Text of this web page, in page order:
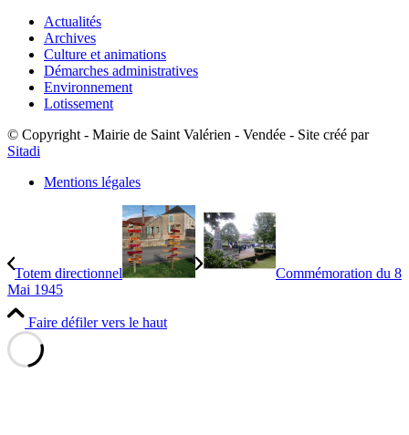
Actualités
Archives
Culture et animations
Démarches administratives
Environnement
Lotissement
© Copyright - Mairie de Saint Valérien - Vendée - Site créé par
Sitadi
Mentions légales
Totem directionnel
Commémoration du 8
Mai 1945
Faire défiler vers le haut